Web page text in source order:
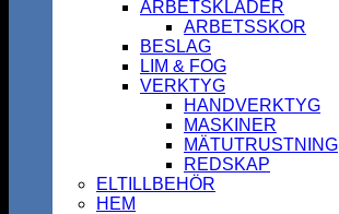
ARBETSKLÄDER
ARBETSSKOR
BESLAG
LIM & FOG
VERKTYG
HANDVERKTYG
MASKINER
MÄTUTRUSTNING
REDSKAP
ELTILLBEHÖR
HEM